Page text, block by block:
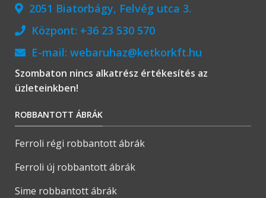
2051 Biatorbágy, Felvég utca 3.
Központ: +36 23 530 570
E-mail: webaruhaz@ketkorkft.hu
Szombaton nincs alkatrész értékesítés az
üzleteinkben!
ROBBANTOTT ÁBRÁK
Ferroli régi robbantott ábrák
Ferroli új robbantott ábrák
Sime robbantott ábrák